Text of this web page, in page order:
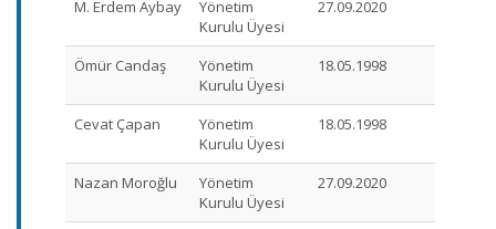
M. Erdem Aybay
Yönetim
Kurulu Üyesi
27.09.2020
Ömür Candaş
Yönetim
Kurulu Üyesi
18.05.1998
Cevat Çapan
Yönetim
Kurulu Üyesi
18.05.1998
Nazan Moroğlu
Yönetim
Kurulu Üyesi
27.09.2020